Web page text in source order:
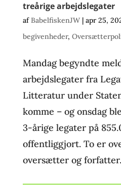
treårige arbejdslegater
afBabelfiskenJW| apr 25,
begivenheder,
Mandag begyndte
arbejdslegater fra
Litteratur under
komme – og onsdag
3-årige legater på
offentliggjort. To er
oversætter og